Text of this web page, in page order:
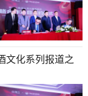
文化系列报道之